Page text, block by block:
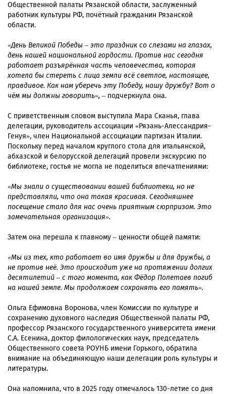
Общественной палаты Рязанской области, заслуженный
работник культуры РФ, почётный гражданин Рязанской
области.
«День Великой Победы – это праздник со слезами на глазах,
день нашей национальной гордости. Против нас сегодня
работает разъярённая часть человечества, которая
хотела бы стереть с лица земли всё светлое, настоящее,
правдивое. Как нам уберечь эту Победу, нашу дружбу? Вот о
чём мы должны говорить», – подчеркнула она.
С приветственным словом выступила Мара Сканья, глава
делегации, руководитель ассоциации «Рязань-Алессандрия-
Генуя», член Национальной ассоциации партизан Италии.
Поскольку перед началом круглого стола для итальянской,
абхазской и белорусской делегаций провели экскурсию по
библиотеке, гостья не могла не поделиться впечатлениями:
«Мы знали о существовании вашей библиотеки, но не
представляли, что она такая красивая. Сегодняшнее
посещение стало для нас очень приятным сюрпризом. Это
замечательная организация».
Затем она перешла к главному – ценности общей памяти:
«Мы из тех, кто работает во имя дружбы и для дружбы, а
не против неё. Это происходит уже на протяжении долгих
десятилетий – с того момента, как Фёдор Полетаев погиб
на нашей земле. Мы продолжаем сохранять его память».
Ольга Ефимовна Воронова, член Комиссии по культуре и
сохранению духовного наследия Общественной палаты РФ,
профессор Рязанского государственного университета имени
С.А. Есенина, доктор филологических наук, председатель
Общественного совета РОУНБ имени Горького, обратила
внимание на объединяющую наши делегации роль культуры и
литературы.
Она напомнила, что в 2025 году отмечалось 130-летие со дня